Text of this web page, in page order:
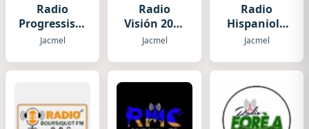
Radio
Progressiste
D`Haïti
Jacmel
Radio
Visión 2000
Sud Est.
Jacmel
Radio
Hispaniola
Jacmel
Jacmel